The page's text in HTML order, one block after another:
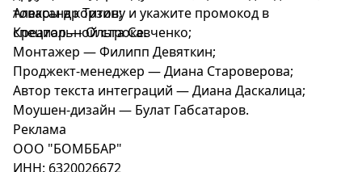
товары в корзину и укажите промокод в
специальной строке.
Александр Титов;
Креатор — Ольга Савченко;
Монтажер — Филипп Девяткин;
Проджект-менеджер — Диана Староверова;
Автор текста интеграций — Диана Даскалица;
Моушен-дизайн — Булат Габсатаров.
Реклама
ООО "БОМББАР"
ИНН: 6320026672